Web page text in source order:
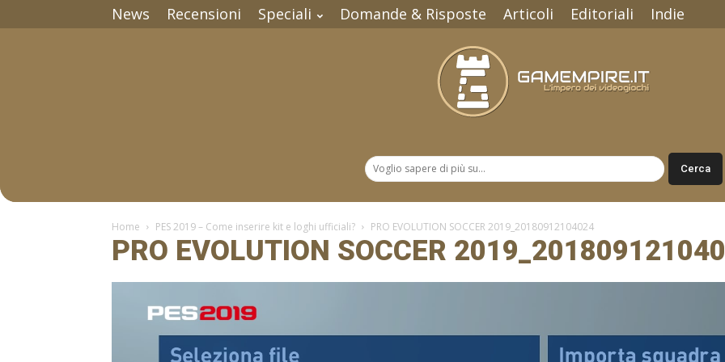
News Recensioni Speciali Domande & Risposte Articoli Editoriali Indie
Home PES 2019 – Come inserire kit e loghi ufficiali? PRO EVOLUTION SOCCER 2019_20180912104024
PRO EVOLUTION SOCCER